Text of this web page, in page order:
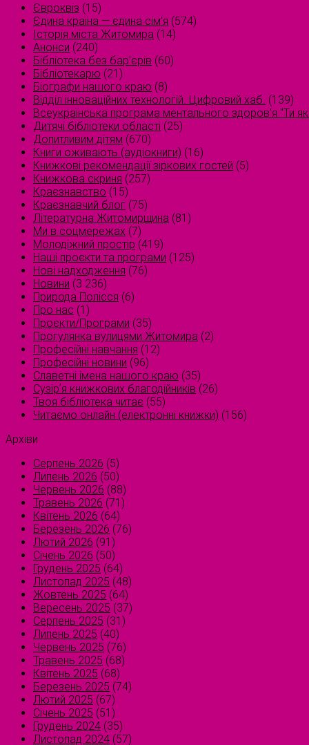
Євроквіз (15)
Єдина країна — єдина сім’я (574)
Історія міста Житомира (14)
Анонси (240)
Бібліотека без бар'єрів (60)
Бібліотекарю (21)
Біографи нашого краю (8)
Відділ інноваційних технологій. Цифровий хаб. (139)
Всеукраїнська програма ментального здоров'я "Ти
Дитячі бібліотеки області (25)
Допитливим дітям (670)
Книги оживають (аудіокниги) (16)
Книжкові рекомендації зіркових гостей (5)
Книжкова скриня (257)
Краєзнавство (15)
Краєзнавчий блог (75)
Літературна Житомирщина (81)
Ми в соцмережах (7)
Молодіжний простір (419)
Наші проєкти та програми (125)
Нові надходження (76)
Новини (3 236)
Природа Полісся (6)
Про нас (1)
Проєкти/Програми (35)
Прогулянка вулицями Житомира (2)
Професійні навчання (12)
Професійні новини (96)
Славетні імена нашого краю (35)
Сузірʼя книжкових благодійників (26)
Твоя бібліотека читає (55)
Читаємо онлайн (електронні книжки) (156)
Архіви
Серпень 2026 (5)
Липень 2026 (50)
Червень 2026 (88)
Травень 2026 (71)
Квітень 2026 (64)
Березень 2026 (76)
Лютий 2026 (91)
Січень 2026 (50)
Грудень 2025 (64)
Листопад 2025 (48)
Жовтень 2025 (64)
Вересень 2025 (37)
Серпень 2025 (31)
Липень 2025 (40)
Червень 2025 (76)
Травень 2025 (68)
Квітень 2025 (68)
Березень 2025 (74)
Лютий 2025 (67)
Січень 2025 (51)
Грудень 2024 (35)
Листопад 2024 (57)